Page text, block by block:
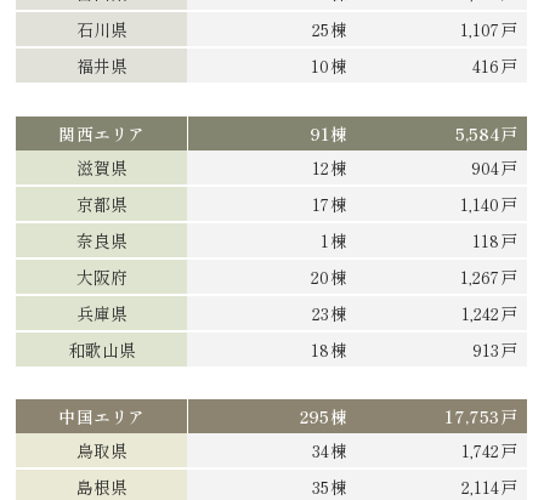
石川県
25棟
1,107戸
福井県
10棟 416戸
関西エリア 91棟
5,584戸
滋賀県
12棟
904戸
京都県
17棟
1,140戸
奈良県
1棟
118戸
大阪府
20棟
1,267戸
兵庫県
23棟
1,242戸
和歌山県
18棟 913戸
中国エリア 295棟
17,753戸
鳥取県
34棟
1,742戸
島根県
35棟 2,114戸